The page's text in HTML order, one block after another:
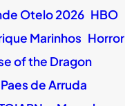
Otelo 2026 HBO
Marinhos Horror
of the Dragon
de Arruda